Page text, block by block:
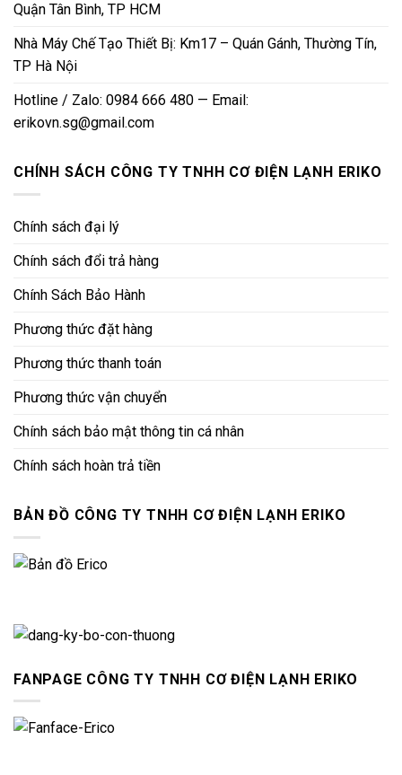
Quận Tân Bình, TP HCM
Nhà Máy Chế Tạo Thiết Bị: Km17 – Quán Gánh, Thường Tín,
TP Hà Nội
Hotline / Zalo: 0984 666 480 — Email:
erikovn.sg@gmail.com
CHÍNH SÁCH CÔNG TY TNHH CƠ ĐIỆN LẠNH ERIKO
Chính sách đại lý
Chính sách đổi trả hàng
Chính Sách Bảo Hành
Phương thức đặt hàng
Phương thức thanh toán
Phương thức vận chuyển
Chính sách bảo mật thông tin cá nhân
Chính sách hoàn trả tiền
BẢN ĐỒ CÔNG TY TNHH CƠ ĐIỆN LẠNH ERIKO
FANPAGE CÔNG TY TNHH CƠ ĐIỆN LẠNH ERIKO